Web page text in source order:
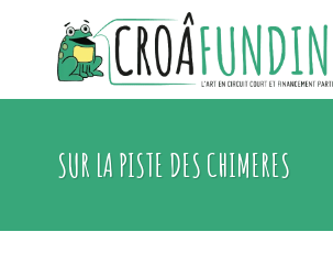
SUR LA PISTE DES CHIMERES